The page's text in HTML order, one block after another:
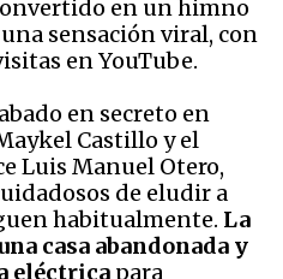
en un himno
sensación viral, con
en YouTube.
en secreto en
Castillo y el
Luis Manuel Otero,
de eludir a
habitualmente. La
casa abandonada y
eléctrica para